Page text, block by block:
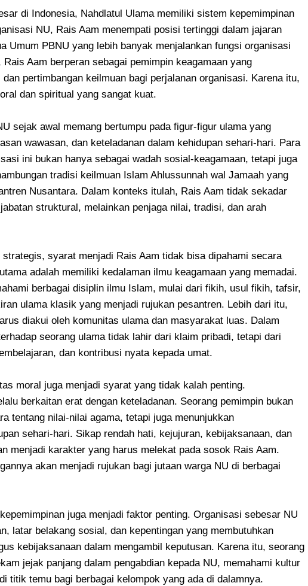
di Indonesia, Nahdlatul Ulama memiliki sistem kepemimpinan
NU, Rais Aam menempati posisi tertinggi dalam jajaran
Umum PBNU yang lebih banyak menjalankan fungsi organisasi
Aam berperan sebagai pemimpin keagamaan yang
pertimbangan keilmuan bagi perjalanan organisasi. Karena itu,
dan spiritual yang sangat kuat.
sejak awal memang bertumpu pada figur-figur ulama yang
wawasan, dan keteladanan dalam kehidupan sehari-hari. Para
ini bukan hanya sebagai wadah sosial-keagamaan, tetapi juga
tradisi keilmuan Islam Ahlussunnah wal Jamaah yang
Nusantara. Dalam konteks itulah, Rais Aam tidak sekadar
struktural, melainkan penjaga nilai, tradisi, dan arah
syarat menjadi Rais Aam tidak bisa dipahami secara
adalah memiliki kedalaman ilmu keagamaan yang memadai.
berbagai disiplin ilmu Islam, mulai dari fikih, usul fikih, tafsir,
ulama klasik yang menjadi rujukan pesantren. Lebih dari itu,
diakui oleh komunitas ulama dan masyarakat luas. Dalam
seorang ulama tidak lahir dari klaim pribadi, tetapi dari
dan kontribusi nyata kepada umat.
moral juga menjadi syarat yang tidak kalah penting.
berkaitan erat dengan keteladanan. Seorang pemimpin bukan
tentang nilai-nilai agama, tetapi juga menunjukkan
sehari-hari. Sikap rendah hati, kejujuran, kebijaksanaan, dan
menjadi karakter yang harus melekat pada sosok Rais Aam.
akan menjadi rujukan bagi jutaan warga NU di berbagai
juga menjadi faktor penting. Organisasi sebesar NU
latar belakang sosial, dan kepentingan yang membutuhkan
kebijaksanaan dalam mengambil keputusan. Karena itu, seorang
jejak panjang dalam pengabdian kepada NU, memahami kultur
titik temu bagi berbagai kelompok yang ada di dalamnya.